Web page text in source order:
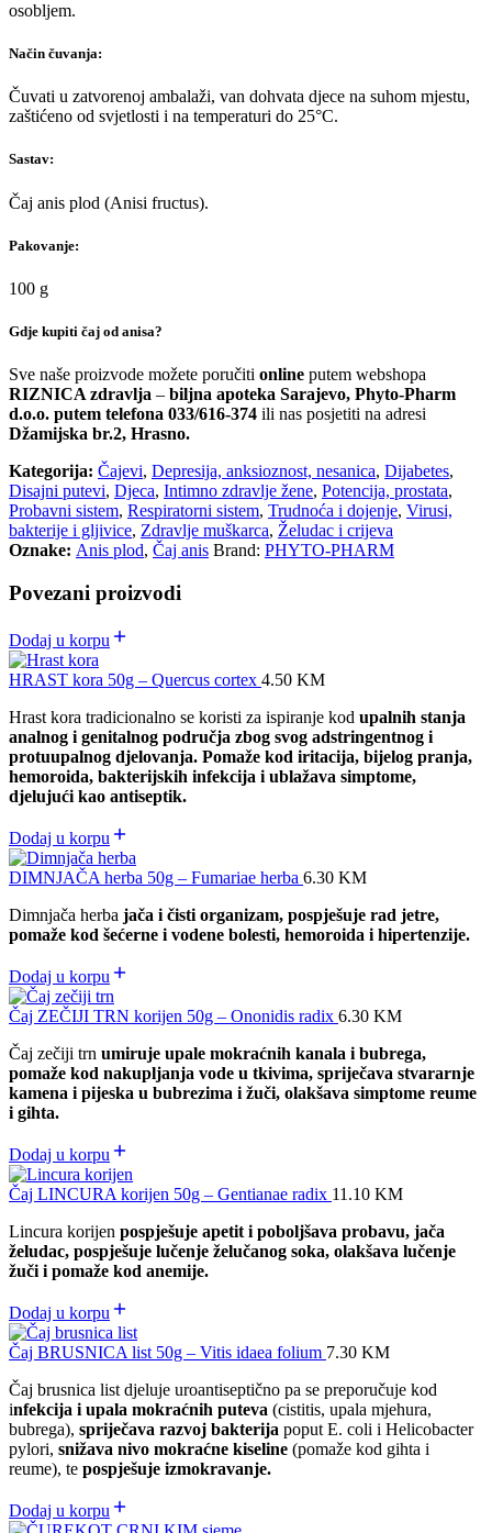
osobljem.
Način čuvanja:
Čuvati u zatvorenoj ambalaži, van dohvata djece na suhom mjestu,
zaštićeno od svjetlosti i na temperaturi do 25°C.
Sastav:
Čaj anis plod (Anisi fructus).
Pakovanje:
100 g
Gdje kupiti čaj od anisa?
Sve naše proizvode možete poručiti online putem webshopa
RIZNICA zdravlja – biljna apoteka Sarajevo, Phyto-Pharm
d.o.o. putem telefona 033/616-374 ili nas posjetiti na adresi
Džamijska br.2, Hrasno.
Kategorija: Čajevi, Depresija, anksioznost, nesanica, Dijabetes,
Disajni putevi, Djeca, Intimno zdravlje žene, Potencija, prostata,
Probavni sistem, Respiratorni sistem, Trudnoća i dojenje, Virusi,
bakterije i gljivice, Zdravlje muškarca, Želudac i crijeva
Oznake: Anis plod, Čaj anis Brand: PHYTO-PHARM
Povezani proizvodi
Dodaj u korpu
HRAST kora 50g – Quercus cortex 4.50 KM
Hrast kora tradicionalno se koristi za ispiranje kod upalnih stanja
analnog i genitalnog područja zbog svog adstringentnog i
protuupalnog djelovanja. Pomaže kod iritacija, bijelog pranja,
hemoroida, bakterijskih infekcija i ublažava simptome,
djelujući kao antiseptik.
Dodaj u korpu
DIMNJAČA herba 50g – Fumariae herba 6.30 KM
Dimnjača herba jača i čisti organizam, pospješuje rad jetre,
pomaže kod šećerne i vodene bolesti, hemoroida i hipertenzije.
Dodaj u korpu
Čaj ZEČIJI TRN korijen 50g – Ononidis radix 6.30 KM
Čaj zečiji trn umiruje upale mokraćnih kanala i bubrega,
pomaže kod nakupljanja vode u tkivima, spriječava stvararnje
kamena i pijeska u bubrezima i žuči, olakšava simptome reume
i gihta.
Dodaj u korpu
Čaj LINCURA korijen 50g – Gentianae radix 11.10 KM
Lincura korijen pospješuje apetit i poboljšava probavu, jača
želudac, pospješuje lučenje želučanog soka, olakšava lučenje
žuči i pomaže kod anemije.
Dodaj u korpu
Čaj BRUSNICA list 50g – Vitis idaea folium 7.30 KM
Čaj brusnica list djeluje uroantiseptično pa se preporučuje kod
infekcija i upala mokraćnih puteva (cistitis, upala mjehura,
bubrega), spriječava razvoj bakterija poput E. coli i Helicobacter
pylori, snižava nivo mokraćne kiseline (pomaže kod gihta i
reume), te pospješuje izmokravanje.
Dodaj u korpu